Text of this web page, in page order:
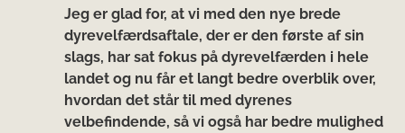
Jeg er glad for, at vi med den nye brede
dyrevelfærdsaftale, der er den første af sin
slags, har sat fokus på dyrevelfærden i hele
landet og nu får et langt bedre overblik over,
hvordan det står til med dyrenes
velbefindende, så vi også har bedre mulighed